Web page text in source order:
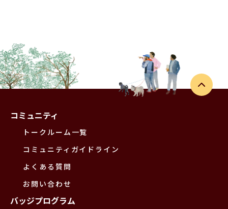
コミュニティ
トークルーム一覧
コミュニティガイドライン
よくある質問
お問い合わせ
バッジプログラム